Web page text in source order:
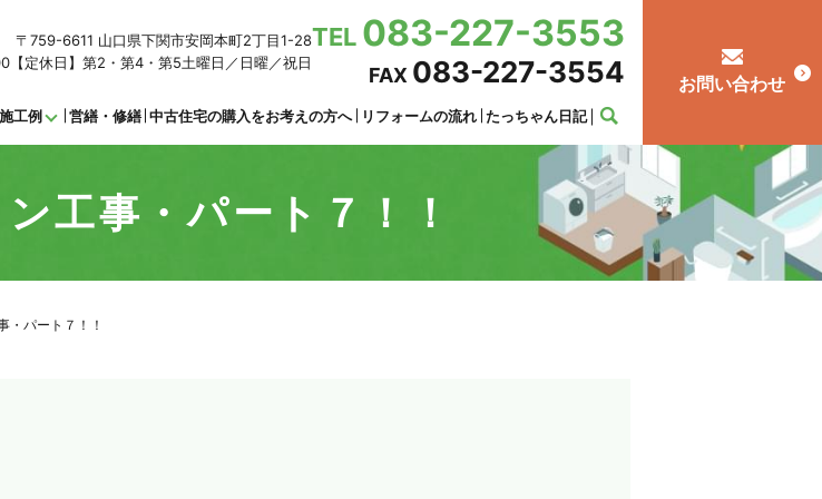
工例 営繕・修繕 中古住宅の購入をお考えの方へ リフォームの流れ たっちゃん日記
お問い合わせ
〒759-6611 山口県下関市安岡本町2丁目1-28
【定休日】第2・第4・第5土曜日／日曜／祝日
TEL 083-227-3553
FAX 083-227-3554
工事・パート７！！
パート７！！